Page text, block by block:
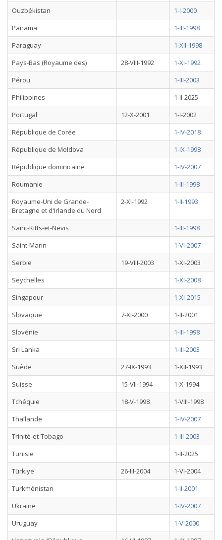
Ouzbékistan
1-I-2000
Panama
1-III-1998
Paraguay
1-XII-1998
Pays-Bas (Royaume des)
28-VIII-1992
1-XI-1992
Pérou
1-III-2003
Philippines
1-II-2025
Portugal
12-X-2001
1-I-2002
République de Corée
1-IV-2018
République de Moldova
1-IX-1998
République dominicaine
1-IV-2007
Roumanie
1-III-1998
Royaume-Uni de Grande-
Bretagne et d'Irlande du Nord
2-XI-1992 1-II-1993
Saint-Kitts-et-Nevis
1-III-1998
Saint-Marin
1-VI-2007
Serbie
19-VIII-2003
1-XI-2003
Seychelles
1-XI-2008
Singapour
1-XI-2015
Slovaquie
7-XI-2000
1-II-2001
Slovénie
1-III-1998
Sri Lanka
1-III-2003
Suède
27-IX-1993
1-XII-1993
Suisse
15-VII-1994
1-X-1994
Tchéquie
18-V-1998
1-VIII-1998
Thaïlande
1-IV-2007
Trinité-et-Tobago
1-III-2003
Tunisie
1-II-2025
Türkiye
26-III-2004
1-VI-2004
Turkménistan
1-II-2001
Ukraine
1-IV-2007
Uruguay
1-V-2000